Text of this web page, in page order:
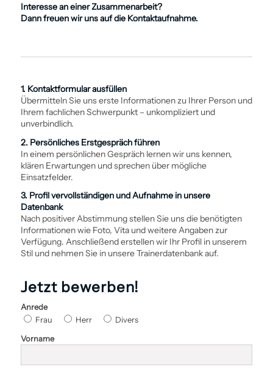
Interesse an einer Zusammenarbeit?
Dann freuen wir uns auf die Kontaktaufnahme.
1. Kontaktformular ausfüllen
Übermitteln Sie uns erste Informationen zu Ihrer Person und
Ihrem fachlichen Schwerpunkt – unkompliziert und
unverbindlich.
2. Persönliches Erstgespräch führen
In einem persönlichen Gespräch lernen wir uns kennen,
klären Erwartungen und sprechen über mögliche
Einsatzfelder.
3. Profil vervollständigen und Aufnahme in unsere
Datenbank
Nach positiver Abstimmung stellen Sie uns die benötigten
Informationen wie Foto, Vita und weitere Angaben zur
Verfügung. Anschließend erstellen wir Ihr Profil in unserem
Stil und nehmen Sie in unsere Trainerdatenbank auf.
Jetzt bewerben!
Anrede
Frau Herr Divers
Vorname